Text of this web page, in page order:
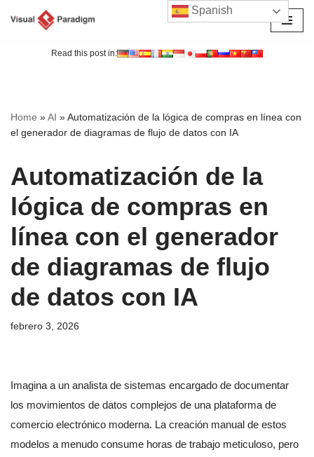
Read this post in:
Home »AI »Automatización de la lógica de compras en línea con
el generador de diagramas de flujo de datos con IA
Automatización de la
lógica de compras en
línea con el generador
de diagramas de flujo
de datos con IA
febrero 3, 2026
Imagina a un analista de sistemas encargado de documentar
los movimientos de datos complejos de una plataforma de
comercio electrónico moderna. La creación manual de estos
modelos a menudo consume horas de trabajo meticuloso, pero
Spanish